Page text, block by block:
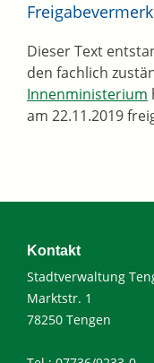
Freigabevermerk
Dieser Text
den fachlich
Innenministerium
am 22.11.2019
Kontakt
Stadtverwaltung
Marktstr. 1
78250 Tengen